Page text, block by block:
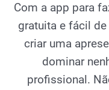
Com a app para
gratuita e fácil
criar uma
dominar
profissional.